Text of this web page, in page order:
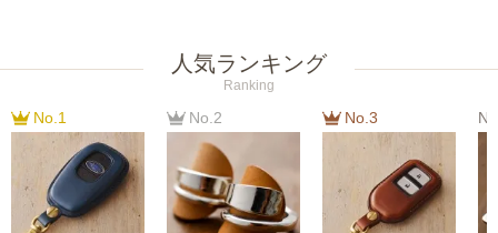
人気ランキング
Ranking
No.1 No.2 No.3